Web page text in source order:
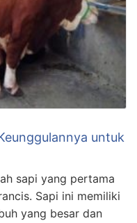
untuk
sapi yang pertama
Sapi ini memiliki
yang besar dan